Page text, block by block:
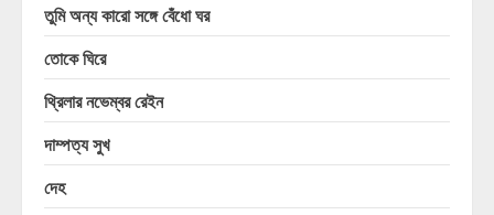
তুমি অন্য কারো সঙ্গে বেঁধো ঘর
তোকে ঘিরে
থ্রিলার নভেম্বর রেইন
দাম্পত্য সুখ
দেহ